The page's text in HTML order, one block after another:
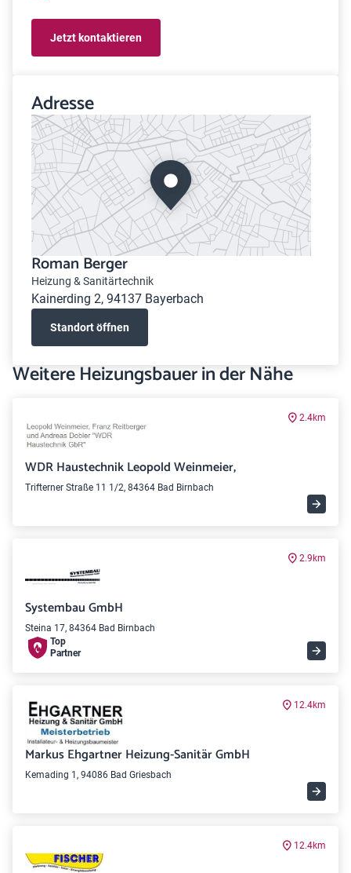
Jetzt kontaktieren
Adresse
Roman Berger
Heizung & Sanitärtechnik
Kainerding 2, 94137 Bayerbach
Standort öffnen
Weitere Heizungsbauer in der Nähe
2.4km
WDR Haustechnik Leopold Weinmeier,
Trifterner Straße 11 1/2, 84364 Bad Birnbach
2.9km
Systembau GmbH
Steina 17, 84364 Bad Birnbach
Top
Partner
12.4km
Markus Ehgartner Heizung-Sanitär GmbH
Kemading 1, 94086 Bad Griesbach
12.4km